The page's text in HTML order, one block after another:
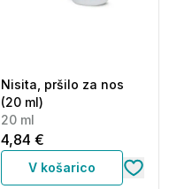
Nisita, pršilo za nos
(20 ml)
20 ml
4,84 €
V košarico